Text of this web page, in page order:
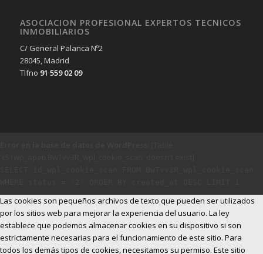
ASOCIACION PROFESIONAL EXPERTOS TECNICOS
INMOBILIARIOS
C/ General Palanca Nº2
28045, Madrid
Tlfno 91 559 02 09
Las cookies son pequeños archivos de texto que pueden ser utilizados
por los sitios web para mejorar la experiencia del usuario. La ley
establece que podemos almacenar cookies en su dispositivo si son
estrictamente necesarias para el funcionamiento de este sitio. Para
todos los demás tipos de cookies, necesitamos su permiso. Este sitio